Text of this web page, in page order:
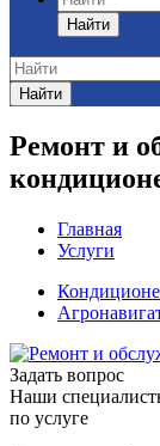
Найти
Найти
Ремонт и
Главная
Услуги
Задать вопрос
Наши
по услуге